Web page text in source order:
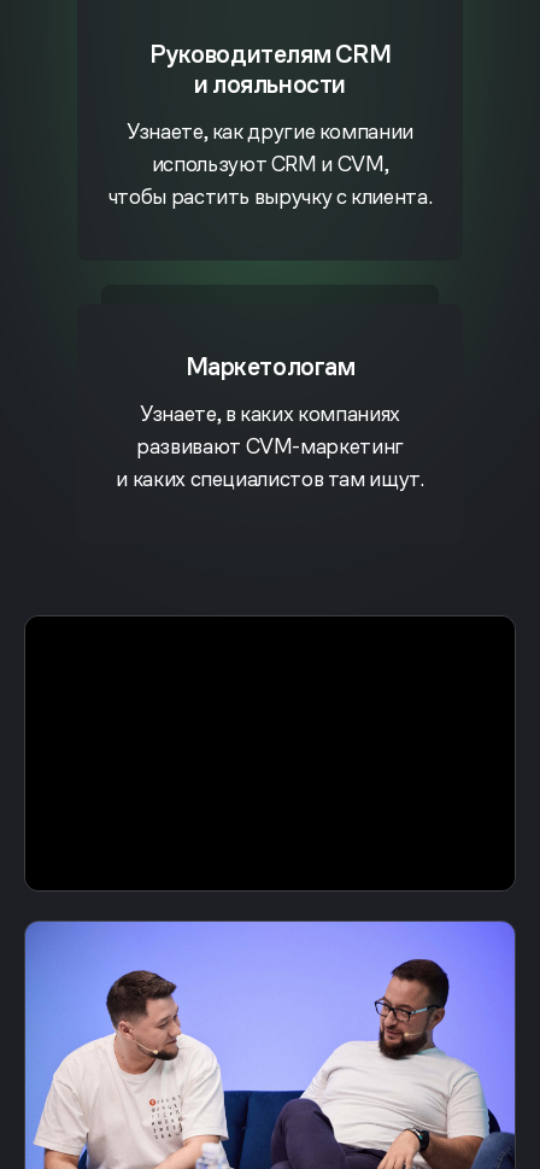
Руководителям CRM
и лояльности
Узнаете, как другие компании
используют СRM и СVM,
чтобы растить выручку с клиента.
Маркетологам
Узнаете, в каких компаниях
развивают CVM-маркетинг
и каких специалистов там ищут.